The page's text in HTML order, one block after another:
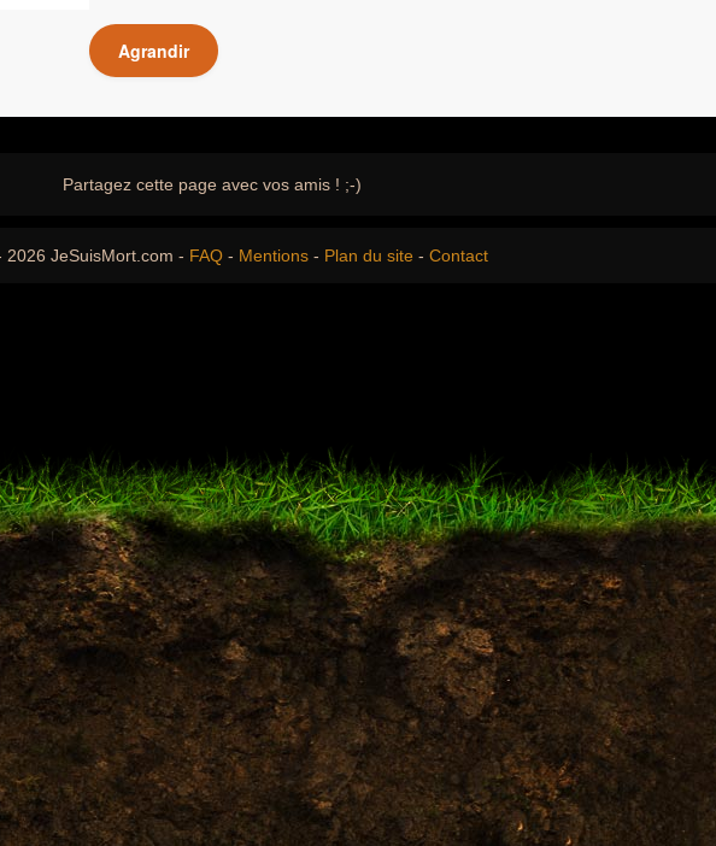
Agrandir
Partagez cette page avec vos amis ! ;-)
2026 JeSuisMort.com - FAQ - Mentions - Plan du site - Contact